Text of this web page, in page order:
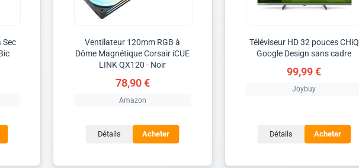
Sec
Ventilateur 120mm RGB à
Dôme Magnétique Corsair iCUE
LINK QX120 - Noir
78,90 €
Amazon
Détails Acheter
Téléviseur HD 32 pouces CHiQ
Google Design sans cadre
99,99 €
Joybuy
Détails Acheter